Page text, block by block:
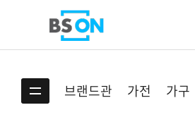
전체카테고리 보기 브랜드관 가전 가구